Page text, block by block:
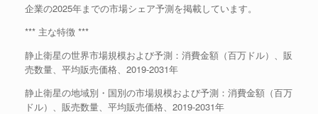
企業の2025年までの市場シェア予測を掲載しています。
*** 主な特徴 ***
静止衛星の世界市場規模および予測：消費金額（百万ドル）、販
売数量、平均販売価格、2019-2031年
静止衛星の地域別・国別の市場規模および予測：消費金額（百万
ドル）、販売数量、平均販売価格、2019-2031年